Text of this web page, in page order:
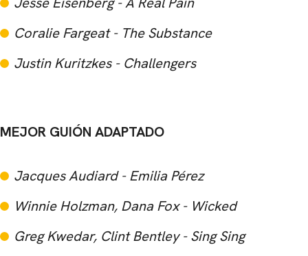
Coralie Fargeat - The Substance
Justin Kuritzkes - Challengers
MEJOR GUIÓN ADAPTADO
Jacques Audiard - Emilia Pérez
Winnie Holzman, Dana Fox - Wicked
Greg Kwedar, Clint Bentley - Sing Sing